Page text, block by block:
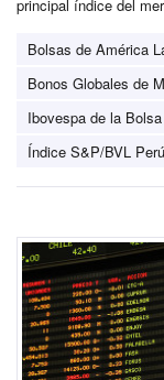
principal índice del
Bolsas de América
Bonos Globales de
Ibovespa de la
Índice S&P/BVL